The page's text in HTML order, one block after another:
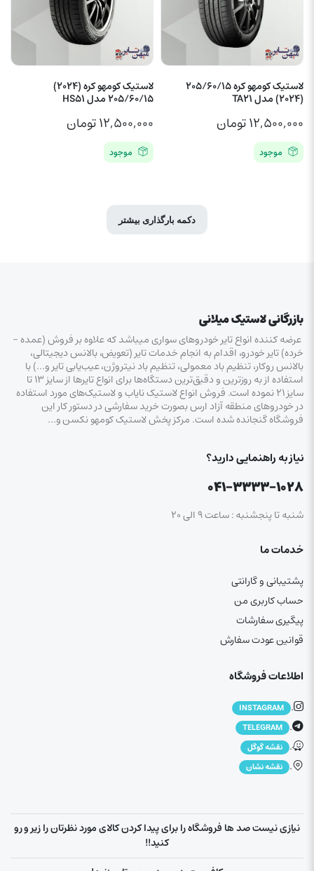
لاستیک کومهو کره 205/60/15
(2024) مدل TA21
۱۲,۵۰۰,۰۰۰تومان
موجود
لاستیک کومهو کره (2024)
205/60/15 مدل HS51
۱۲,۵۰۰,۰۰۰تومان
موجود
دکمه بارگذاری بیشتر
بازرگانی لاستیک میلانی
عرضه کننده انواع تایر خودروهای سواری میباشد که علاوه بر فروش (عمده –
خرده‌) تایر خودرو، اقدام به انجام خدمات تایر (تعویض، بالانس دیجیتالی،
بالانس روکار، تنظیم باد معمولی، تنظیم باد نیتروژن، عیب‌یابی تایر و…) با
استفاده از به روزترین و دقیق‌ترین دستگاه‌ها برای انواع تایرها از سایز ۱۳ تا
سایز ۲۱ نموده است. فروش انواع لاستیک‌ نایاب و لاستیک‌های مورد استفاده
در خودروهای منطقه آزاد ارس بصورت خرید سفارشی در دستور کار این
فروشگاه گنجانده شده است. مرکز پخش لاستیک کومهو نکسن و…
نیاز به راهنمایی دارید؟
۰۴۱-۳۳۳۳-۱۰۲۸
شنبه تا پنجشنبه : ساعت ۹ الی ۲۰
خدمات ما
پشتیبانی و گارانتی
حساب کاربری من
پیگیری سفارشات
قوانین عودت سفارش
اطلاعات فروشگاه
.
INSTAGRAM
.
TELEGRAM
. نقشه گوگل
. نقشه نشان
نیازی نیست صد ها فروشگاه را برای پیدا کردن کالای مورد نظرتان را زیر و رو
کنید!!